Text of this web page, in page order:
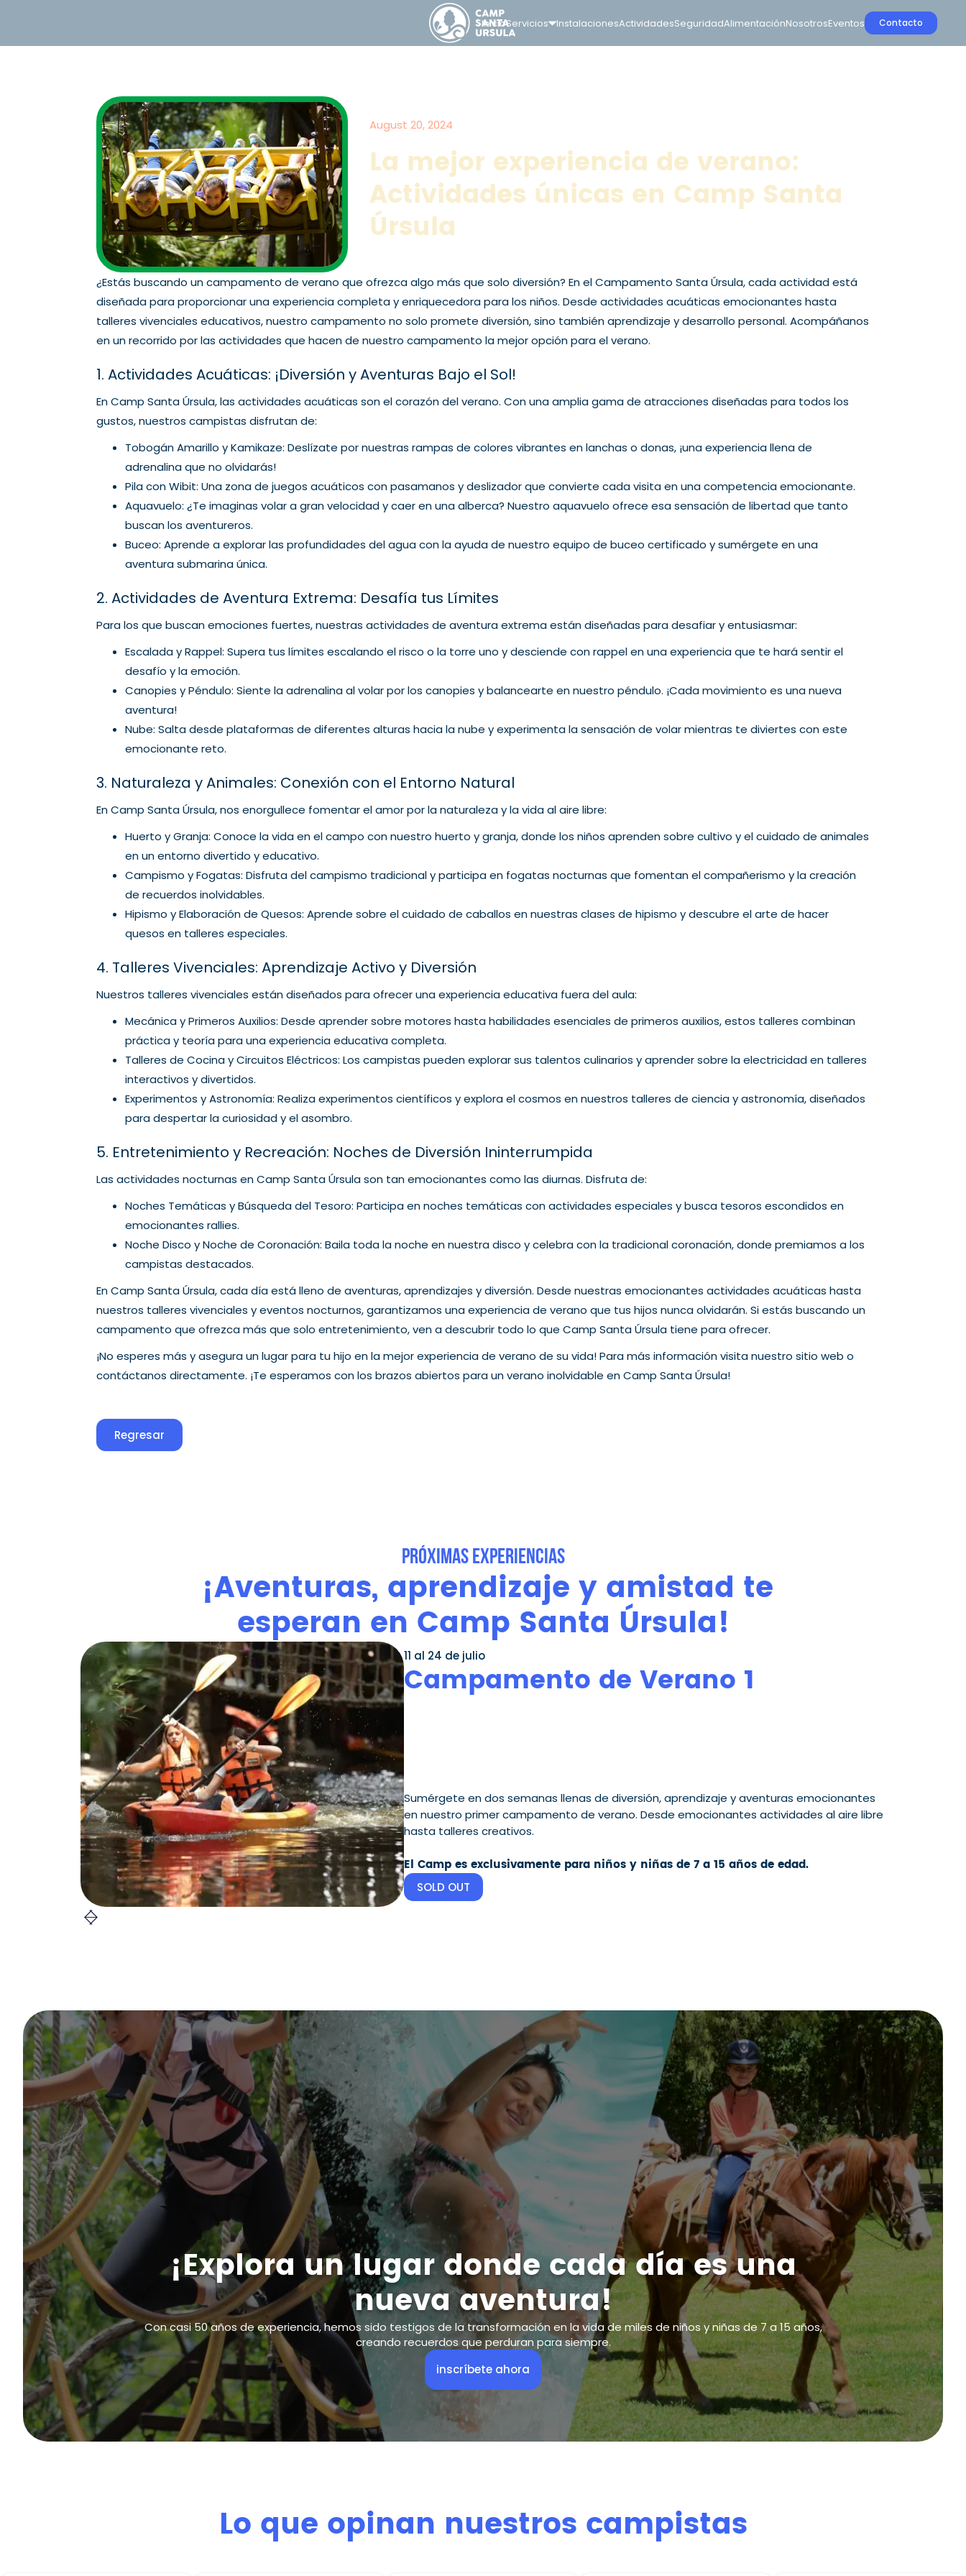
InicioServicios InstalacionesActividadesSeguridadAlimentaciónNosotrosEventos Contacto
August 20, 2024
La mejor experiencia de verano:
Actividades únicas en Camp Santa
Úrsula
¿Estás buscando un campamento de verano que ofrezca algo más que solo diversión? En el Campamento Santa Úrsula, cada actividad está
diseñada para proporcionar una experiencia completa y enriquecedora para los niños. Desde actividades acuáticas emocionantes hasta
talleres vivenciales educativos, nuestro campamento no solo promete diversión, sino también aprendizaje y desarrollo personal. Acompáñanos
en un recorrido por las actividades que hacen de nuestro campamento la mejor opción para el verano.
1. Actividades Acuáticas: ¡Diversión y Aventuras Bajo el Sol!
En Camp Santa Úrsula, las actividades acuáticas son el corazón del verano. Con una amplia gama de atracciones diseñadas para todos los
gustos, nuestros campistas disfrutan de:
Tobogán Amarillo y Kamikaze: Deslízate por nuestras rampas de colores vibrantes en lanchas o donas, ¡una experiencia llena de
adrenalina que no olvidarás!
Pila con Wibit: Una zona de juegos acuáticos con pasamanos y deslizador que convierte cada visita en una competencia emocionante.
Aquavuelo: ¿Te imaginas volar a gran velocidad y caer en una alberca? Nuestro aquavuelo ofrece esa sensación de libertad que tanto
buscan los aventureros.
Buceo: Aprende a explorar las profundidades del agua con la ayuda de nuestro equipo de buceo certificado y sumérgete en una
aventura submarina única.
2. Actividades de Aventura Extrema: Desafía tus Límites
Para los que buscan emociones fuertes, nuestras actividades de aventura extrema están diseñadas para desafiar y entusiasmar:
Escalada y Rappel: Supera tus límites escalando el risco o la torre uno y desciende con rappel en una experiencia que te hará sentir el
desafío y la emoción.
Canopies y Péndulo: Siente la adrenalina al volar por los canopies y balancearte en nuestro péndulo. ¡Cada movimiento es una nueva
aventura!
Nube: Salta desde plataformas de diferentes alturas hacia la nube y experimenta la sensación de volar mientras te diviertes con este
emocionante reto.
3. Naturaleza y Animales: Conexión con el Entorno Natural
En Camp Santa Úrsula, nos enorgullece fomentar el amor por la naturaleza y la vida al aire libre:
Huerto y Granja: Conoce la vida en el campo con nuestro huerto y granja, donde los niños aprenden sobre cultivo y el cuidado de animales
en un entorno divertido y educativo.
Campismo y Fogatas: Disfruta del campismo tradicional y participa en fogatas nocturnas que fomentan el compañerismo y la creación
de recuerdos inolvidables.
Hipismo y Elaboración de Quesos: Aprende sobre el cuidado de caballos en nuestras clases de hipismo y descubre el arte de hacer
quesos en talleres especiales.
4. Talleres Vivenciales: Aprendizaje Activo y Diversión
Nuestros talleres vivenciales están diseñados para ofrecer una experiencia educativa fuera del aula:
Mecánica y Primeros Auxilios: Desde aprender sobre motores hasta habilidades esenciales de primeros auxilios, estos talleres combinan
práctica y teoría para una experiencia educativa completa.
Talleres de Cocina y Circuitos Eléctricos: Los campistas pueden explorar sus talentos culinarios y aprender sobre la electricidad en talleres
interactivos y divertidos.
Experimentos y Astronomía: Realiza experimentos científicos y explora el cosmos en nuestros talleres de ciencia y astronomía, diseñados
para despertar la curiosidad y el asombro.
5. Entretenimiento y Recreación: Noches de Diversión Ininterrumpida
Las actividades nocturnas en Camp Santa Úrsula son tan emocionantes como las diurnas. Disfruta de:
Noches Temáticas y Búsqueda del Tesoro: Participa en noches temáticas con actividades especiales y busca tesoros escondidos en
emocionantes rallies.
Noche Disco y Noche de Coronación: Baila toda la noche en nuestra disco y celebra con la tradicional coronación, donde premiamos a los
campistas destacados.
En Camp Santa Úrsula, cada día está lleno de aventuras, aprendizajes y diversión. Desde nuestras emocionantes actividades acuáticas hasta
nuestros talleres vivenciales y eventos nocturnos, garantizamos una experiencia de verano que tus hijos nunca olvidarán. Si estás buscando un
campamento que ofrezca más que solo entretenimiento, ven a descubrir todo lo que Camp Santa Úrsula tiene para ofrecer.
¡No esperes más y asegura un lugar para tu hijo en la mejor experiencia de verano de su vida! Para más información visita nuestro sitio web o
contáctanos directamente. ¡Te esperamos con los brazos abiertos para un verano inolvidable en Camp Santa Úrsula!
Regresar
PRÓXIMAS EXPERIENCIAS
¡Aventuras, aprendizaje y amistad te
esperan en Camp Santa Úrsula!
11 al 24 de julio
Campamento de Verano 1
Sumérgete en dos semanas llenas de diversión, aprendizaje y aventuras emocionantes
en nuestro primer campamento de verano. Desde emocionantes actividades al aire libre
hasta talleres creativos.
El Camp es exclusivamente para niños y niñas de 7 a 15 años de edad.
SOLD OUT
¡Explora un lugar donde cada día es una
nueva aventura!
Con casi 50 años de experiencia, hemos sido testigos de la transformación en la vida de miles de niños y niñas de 7 a 15 años,
creando recuerdos que perduran para siempre.
inscríbete ahora
Lo que opinan nuestros campistas